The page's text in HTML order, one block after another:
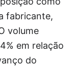
fabricante,
volume
em relação
do